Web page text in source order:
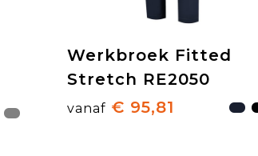
Werkbroek Fitted
Stretch RE2050
vanaf € 95,81